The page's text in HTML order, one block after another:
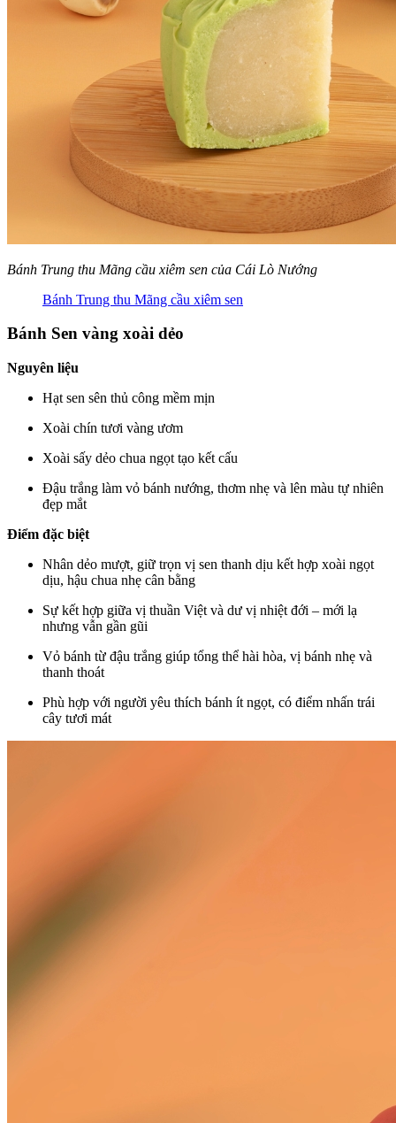
Bánh Trung thu Mãng cầu xiêm sen của Cái Lò Nướng
Bánh Trung thu Mãng cầu xiêm sen
Bánh Sen vàng xoài dẻo
Nguyên liệu
Hạt sen sên thủ công mềm mịn
Xoài chín tươi vàng ươm
Xoài sấy dẻo chua ngọt tạo kết cấu
Đậu trắng làm vỏ bánh nướng, thơm nhẹ và lên màu tự nhiên
đẹp mắt
Điểm đặc biệt
Nhân dẻo mượt, giữ trọn vị sen thanh dịu kết hợp xoài ngọt
dịu, hậu chua nhẹ cân bằng
Sự kết hợp giữa vị thuần Việt và dư vị nhiệt đới – mới lạ
nhưng vẫn gần gũi
Vỏ bánh từ đậu trắng giúp tổng thể hài hòa, vị bánh nhẹ và
thanh thoát
Phù hợp với người yêu thích bánh ít ngọt, có điểm nhấn trái
cây tươi mát